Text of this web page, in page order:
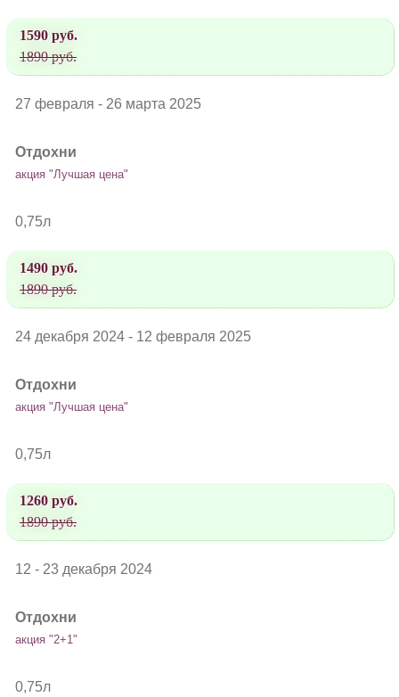
1590 руб.
1890 руб.
27 февраля - 26 марта 2025
Отдохни
акция "Лучшая цена"
0,75л
1490 руб.
1890 руб.
24 декабря 2024 - 12 февраля 2025
Отдохни
акция "Лучшая цена"
0,75л
1260 руб.
1890 руб.
12 - 23 декабря 2024
Отдохни
акция "2+1"
0,75л